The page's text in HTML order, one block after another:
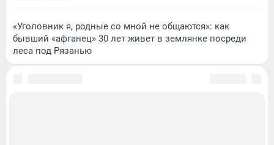
«Уголовник я, родные со мной не общаются»: как
бывший «афганец» 30 лет живет в землянке посреди
леса под Рязанью